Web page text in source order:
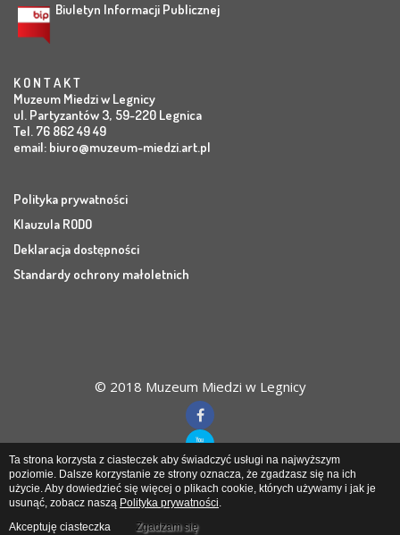
Biuletyn Informacji Publicznej
K O N T A K T
Muzeum Miedzi w Legnicy
ul. Partyzantów 3, 59-220 Legnica
Tel. 76 862 49 49
email: biuro@muzeum-miedzi.art.pl
Polityka prywatności
Klauzula RODO
Deklaracja dostępności
Standardy ochrony małoletnich
© 2018 Muzeum Miedzi w Legnicy
Muzeum Miedziw Legnicy
Ta strona korzysta z ciasteczek aby świadczyć usługi na najwyższym
poziomie. Dalsze korzystanie ze strony oznacza, że zgadzasz się na ich
użycie. Aby dowiedzieć się więcej o plikach cookie, których używamy i jak je
usunąć, zobacz naszą Polityka prywatności.
Akceptuję ciasteczka
Zgadzam się